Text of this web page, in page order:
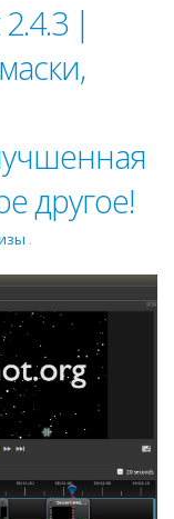
|
другое!
.